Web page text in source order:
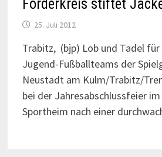
Förderkreis stiftet
25. Juli 2012
Trabitz, (bjp) Lob und Tadel für
Jugend-Fußballteams der
Neustadt am Kulm/Trabitz/
bei der Jahresabschlussfeier
Sportheim nach einer